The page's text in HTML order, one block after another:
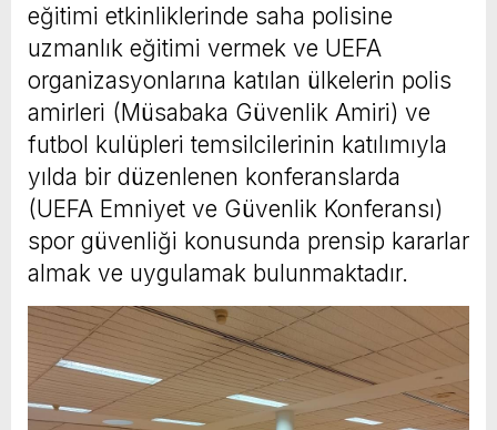
eğitimi etkinliklerinde saha polisine
uzmanlık eğitimi vermek ve UEFA
organizasyonlarına katılan ülkelerin polis
amirleri (Müsabaka Güvenlik Amiri) ve
futbol kulüpleri temsilcilerinin katılımıyla
yılda bir düzenlenen konferanslarda
(UEFA Emniyet ve Güvenlik Konferansı)
spor güvenliği konusunda prensip kararlar
almak ve uygulamak bulunmaktadır.